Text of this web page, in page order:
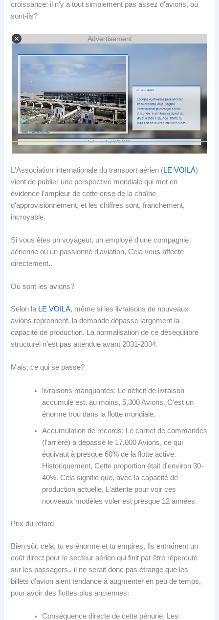
croissance: il n'y a tout simplement pas assez d'avions, où
sont-ils?
Advertisement
L'Association internationale du transport aérien (LE VOILÀ)
vient de publier une perspective mondiale qui met en
évidence l'ampleur de cette crise de la chaîne
d'approvisionnement, et les chiffres sont, franchement,
incroyable.
Si vous êtes un voyageur, un employé d'une compagnie
aérienne ou un passionné d'aviation, Cela vous affecte
directement..
Où sont les avions?
Selon la LE VOILÀ, même si les livraisons de nouveaux
avions reprennent, la demande dépasse largement la
capacité de production. La normalisation de ce déséquilibre
structurel n’est pas attendue avant 2031-2034.
Mais, ce qui se passe?
livraisons manquantes: Le déficit de livraison
accumulé est, au moins, 5,300 Avions. C'est un
énorme trou dans la flotte mondiale.
Accumulation de records: Le carnet de commandes
(l'arriéré) a dépassé le 17,000 Avions, ce qui
équivaut à presque 60% de la flotte active.
Historiquement, Cette proportion était d'environ 30-
40%. Cela signifie que, avec la capacité de
production actuelle, L'attente pour voir ces
nouveaux modèles voler est presque 12 années.
Prix ​​du retard
Bien sûr, cela, tu es énorme et tu empires, Ils entraînent un
coût direct pour le secteur aérien qui finit par être répercuté
sur les passagers., il ne serait donc pas étrange que les
billets d'avion aient tendance à augmenter en peu de temps,
pour avoir des flottes plus anciennes:
Conséquence directe de cette pénurie, Les